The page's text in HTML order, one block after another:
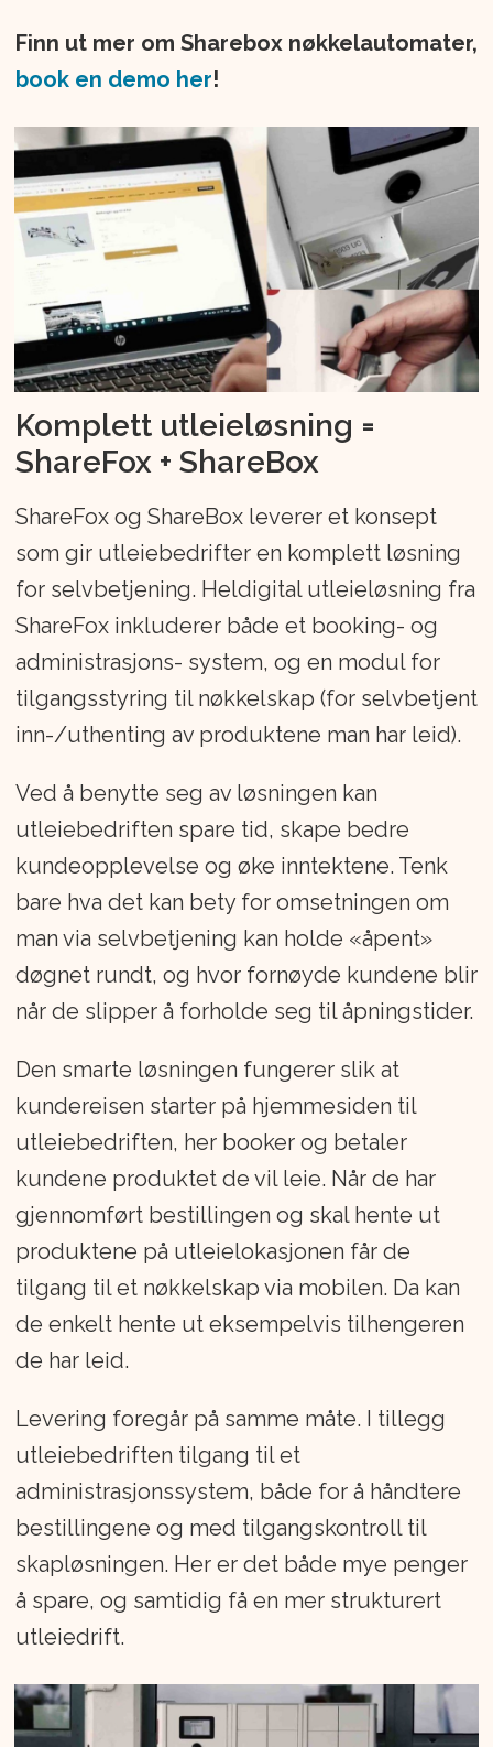
Finn ut mer om Sharebox nøkkelautomater,
book en demo her!
Komplett utleieløsning =
ShareFox + ShareBox
ShareFox og ShareBox leverer et konsept
som gir utleiebedrifter en komplett løsning
for selvbetjening. Heldigital utleieløsning fra
ShareFox inkluderer både et booking- og
administrasjons- system, og en modul for
tilgangsstyring til nøkkelskap (for selvbetjent
inn-/uthenting av produktene man har leid).
Ved å benytte seg av løsningen kan
utleiebedriften spare tid, skape bedre
kundeopplevelse og øke inntektene. Tenk
bare hva det kan bety for omsetningen om
man via selvbetjening kan holde «åpent»
døgnet rundt, og hvor fornøyde kundene blir
når de slipper å forholde seg til åpningstider.
Den smarte løsningen fungerer slik at
kundereisen starter på hjemmesiden til
utleiebedriften, her booker og betaler
kundene produktet de vil leie. Når de har
gjennomført bestillingen og skal hente ut
produktene på utleielokasjonen får de
tilgang til et nøkkelskap via mobilen. Da kan
de enkelt hente ut eksempelvis tilhengeren
de har leid.
Levering foregår på samme måte. I tillegg
utleiebedriften tilgang til et
administrasjonssystem, både for å håndtere
bestillingene og med tilgangskontroll til
skapløsningen. Her er det både mye penger
å spare, og samtidig få en mer strukturert
utleiedrift.